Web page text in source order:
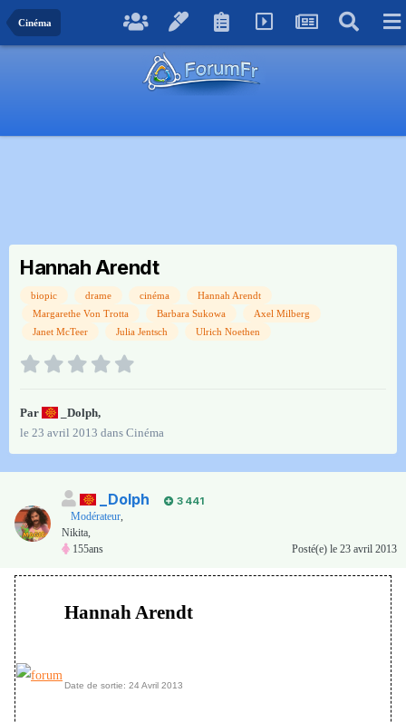
Cinéma
Hannah Arendt
biopic drame cinéma
Hannah Arendt
Margarethe Von Trotta
Barbara Sukowa
Axel Milberg
Janet McTeer
Julia Jentsch Ulrich Noethen
Par _Dolph,
le 23 avril 2013 dans Cinéma
_Dolph
3 441
Modérateur,
Nikita,
155ans
Posté(e) le 23 avril 2013
Hannah Arendt
Date de sortie: 24 Avril 2013